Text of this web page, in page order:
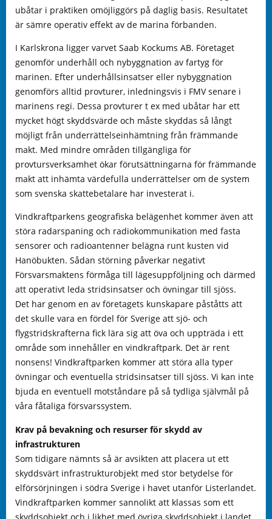
ubåtar i praktiken omöjliggörs på daglig basis. Resultatet
är sämre operativ effekt av de marina förbanden.
I Karlskrona ligger varvet Saab Kockums AB. Företaget
genomför underhåll och nybyggnation av fartyg för
marinen. Efter underhållsinsatser eller nybyggnation
genomförs alltid provturer, inledningsvis i FMV senare i
marinens regi. Dessa provturer t ex med ubåtar har ett
mycket högt skyddsvärde och måste skyddas så långt
möjligt från underrättelseinhämtning från främmande
makt. Med mindre områden tillgängliga för
provtursverksamhet ökar förutsättningarna för främmande
makt att inhämta värdefulla underrättelser om de system
som svenska skattebetalare har investerat i.
Vindkraftparkens geografiska belägenhet kommer även att
störa radarspaning och radiokommunikation med fasta
sensorer och radioantenner belägna runt kusten vid
Hanöbukten. Sådan störning påverkar negativt
Försvarsmaktens förmåga till lägesuppföljning och därmed
att operativt leda stridsinsatser och övningar till sjöss.
Det har genom en av företagets kunskapare påståtts att
det skulle vara en fördel för Sverige att sjö- och
flygstridskrafterna fick lära sig att öva och uppträda i ett
område som innehåller en vindkraftpark. Det är rent
nonsens! Vindkraftparken kommer att störa alla typer
övningar och eventuella stridsinsatser till sjöss. Vi kan inte
bjuda en eventuell motståndare på så tydliga självmål på
våra fåtaliga försvarssystem.
Krav på bevakning och resurser för skydd av
infrastrukturen
Som tidigare nämnts så är avsikten att placera ut ett
skyddsvärt infrastrukturobjekt med stor betydelse för
elförsörjningen i södra Sverige i havet utanför Listerlandet.
Vindkraftparken kommer sannolikt att klassas som ett